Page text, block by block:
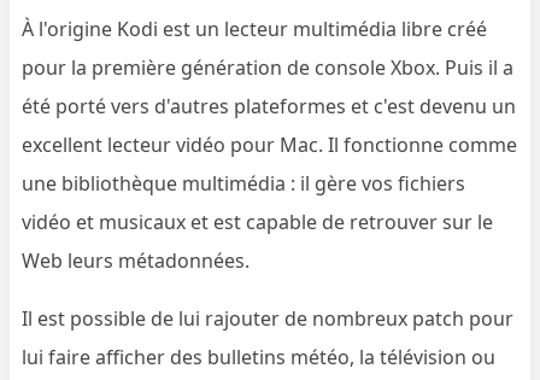
À l'origine Kodi est un lecteur multimédia libre créé
pour la première génération de console Xbox. Puis il a
été porté vers d'autres plateformes et c'est devenu un
excellent lecteur vidéo pour Mac. Il fonctionne comme
une bibliothèque multimédia : il gère vos fichiers
vidéo et musicaux et est capable de retrouver sur le
Web leurs métadonnées.
Il est possible de lui rajouter de nombreux patch pour
lui faire afficher des bulletins météo, la télévision ou